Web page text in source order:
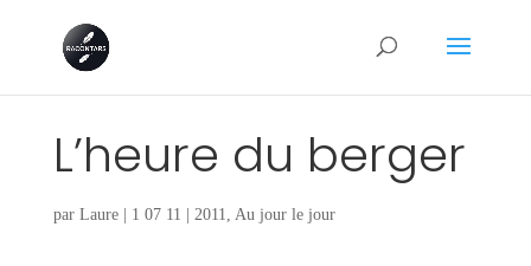
L’heure du berger
par Laure| 1 07 11 2011 Au jour le jour